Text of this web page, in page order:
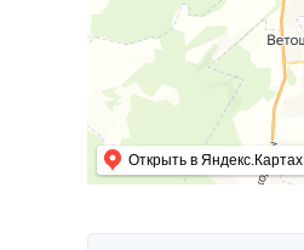
Открыть в Яндекс.Картах